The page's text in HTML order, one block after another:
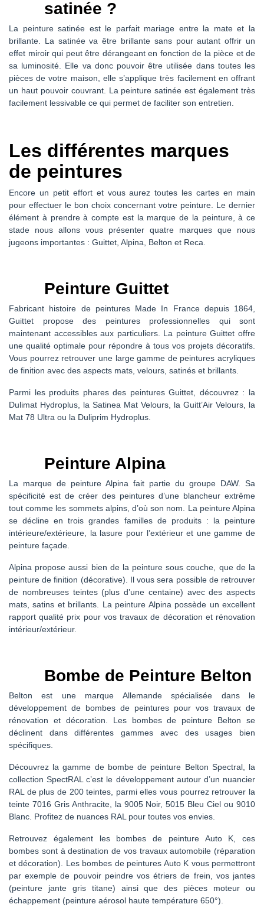
satinée ?
La peinture satinée est le parfait mariage entre la mate et la
brillante. La satinée va être brillante sans pour autant offrir un
effet miroir qui peut être dérangeant en fonction de la pièce et de
sa luminosité. Elle va donc pouvoir être utilisée dans toutes les
pièces de votre maison, elle s’applique très facilement en offrant
un haut pouvoir couvrant. La peinture satinée est également très
facilement lessivable ce qui permet de faciliter son entretien.
Les différentes marques
de peintures
Encore un petit effort et vous aurez toutes les cartes en main
pour effectuer le bon choix concernant votre peinture. Le dernier
élément à prendre à compte est la marque de la peinture, à ce
stade nous allons vous présenter quatre marques que nous
jugeons importantes : Guittet, Alpina, Belton et Reca.
Peinture Guittet
Fabricant histoire de peintures Made In France depuis 1864,
Guittet propose des peintures professionnelles qui sont
maintenant accessibles aux particuliers. La peinture Guittet offre
une qualité optimale pour répondre à tous vos projets décoratifs.
Vous pourrez retrouver une large gamme de peintures acryliques
de finition avec des aspects mats, velours, satinés et brillants.
Parmi les produits phares des peintures Guittet, découvrez : la
Dulimat Hydroplus, la Satinea Mat Velours, la Guitt’Air Velours, la
Mat 78 Ultra ou la Duliprim Hydroplus.
Peinture Alpina
La marque de peinture Alpina fait partie du groupe DAW. Sa
spécificité est de créer des peintures d’une blancheur extrême
tout comme les sommets alpins, d’où son nom. La peinture Alpina
se décline en trois grandes familles de produits : la peinture
intérieure/extérieure, la lasure pour l’extérieur et une gamme de
peinture façade.
Alpina propose aussi bien de la peinture sous couche, que de la
peinture de finition (décorative). Il vous sera possible de retrouver
de nombreuses teintes (plus d’une centaine) avec des aspects
mats, satins et brillants. La peinture Alpina possède un excellent
rapport qualité prix pour vos travaux de décoration et rénovation
intérieur/extérieur.
Bombe de Peinture Belton
Belton est une marque Allemande spécialisée dans le
développement de bombes de peintures pour vos travaux de
rénovation et décoration. Les bombes de peinture Belton se
déclinent dans différentes gammes avec des usages bien
spécifiques.
Découvrez la gamme de bombe de peinture Belton Spectral, la
collection SpectRAL c’est le développement autour d’un nuancier
RAL de plus de 200 teintes, parmi elles vous pourrez retrouver la
teinte 7016 Gris Anthracite, la 9005 Noir, 5015 Bleu Ciel ou 9010
Blanc. Profitez de nuances RAL pour toutes vos envies.
Retrouvez également les bombes de peinture Auto K, ces
bombes sont à destination de vos travaux automobile (réparation
et décoration). Les bombes de peintures Auto K vous permettront
par exemple de pouvoir peindre vos étriers de frein, vos jantes
(peinture jante gris titane) ainsi que des pièces moteur ou
échappement (peinture aérosol haute température 650°).